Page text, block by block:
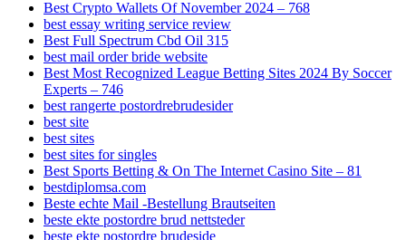
Best Crypto Wallets Of November 2024 – 768
best essay writing service review
Best Full Spectrum Cbd Oil 315
best mail order bride website
Best Most Recognized League Betting Sites 2024 By Soccer
Experts – 746
best rangerte postordrebrudesider
best site
best sites
best sites for singles
Best Sports Betting & On The Internet Casino Site – 81
bestdiplomsa.com
Beste echte Mail -Bestellung Brautseiten
beste ekte postordre brud nettsteder
beste ekte postordre brudeside